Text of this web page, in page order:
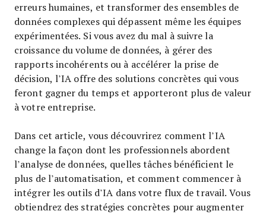
erreurs humaines, et transformer des ensembles de
données complexes qui dépassent même les équipes
expérimentées. Si vous avez du mal à suivre la
croissance du volume de données, à gérer des
rapports incohérents ou à accélérer la prise de
décision, l’IA offre des solutions concrètes qui vous
feront gagner du temps et apporteront plus de valeur
à votre entreprise.
Dans cet article, vous découvrirez comment l’IA
change la façon dont les professionnels abordent
l’analyse de données, quelles tâches bénéficient le
plus de l’automatisation, et comment commencer à
intégrer les outils d’IA dans votre flux de travail. Vous
obtiendrez des stratégies concrètes pour augmenter